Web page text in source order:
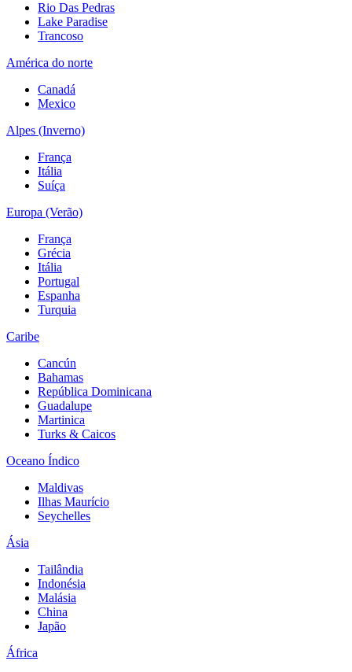
Rio Das Pedras
Lake Paradise
Trancoso
América do norte
Canadá
Mexico
Alpes (Inverno)
França
Itália
Suíça
Europa (Verão)
França
Grécia
Itália
Portugal
Espanha
Turquia
Caribe
Cancún
Bahamas
República Dominicana
Guadalupe
Martinica
Turks & Caicos
Oceano Índico
Maldivas
Ilhas Maurício
Seychelles
Ásia
Tailândia
Indonésia
Malásia
China
Japão
África